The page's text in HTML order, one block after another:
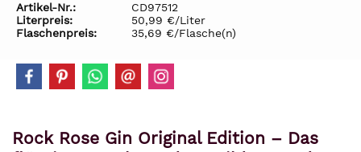
Artikel-Nr.:
CD97512
Literpreis:
50,99 €/Liter
Flaschenpreis:
35,69 €/Flasche(n)
Rock Rose Gin Original Edition – Das